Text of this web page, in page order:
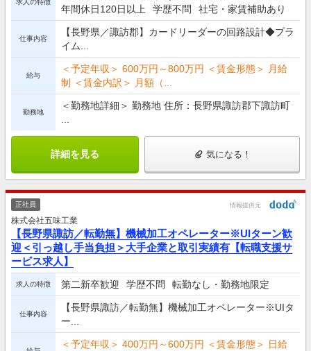
求人の特徴
年間休日120日以上
学歴不問 社宅・家賃補助あり
仕事内容
【長野県／諏訪郡】カードリーダーの回路設計◆プラ
イム...
給与
＜予定年収＞ 600万円～800万円 ＜賃金形態＞ 月給
制 ＜賃金内訳＞ 月額（...
勤務地
＜勤務地詳細＞ 勤務地 住所：長野県諏訪郡下諏訪町
詳細を見る 気になる！
正社員 情報提供元
株式会社五味工業
【長野県諏訪／転勤無】機械加工オペレーター※UIターン歓
迎＜引っ越し手当負担＞大手企業と取引実績有【転職支援サ
ービス求人】
求人の特徴 第二新卒歓迎 学歴不問 転勤なし・勤務地限定
仕事内容
【長野県諏訪／転勤無】機械加工オペレーター※UIタ
ー...
＜予定年収＞ 400万円～600万円 ＜賃金形態＞ 日給